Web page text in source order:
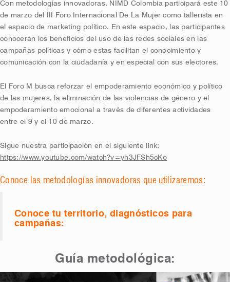
Con metodologías innovadoras, NIMD Colombia participará este 10
de marzo del III Foro Internacional De La Mujer como tallerista en
el espacio de marketing político. En este espacio, las participantes
conocerán los beneficios del uso de las redes sociales en las
campañas políticas y cómo estas facilitan el conocimiento y
comunicación con la ciudadanía y en especial con sus electores.
El Foro M busca reforzar el empoderamiento económico y político
de las mujeres, la eliminación de las violencias de género y el
empoderamiento emocional a través de diferentes actividades
entre el 9 y el 10 de marzo.
Sigue nuestra participación en el siguiente link:
https://www.youtube.com/watch?v=yh3JFSh5cKo
Conoce las metodologías innovadoras que utilizaremos:
Conoce tu territorio, diagnósticos para
campañas:
Guía metodológica: